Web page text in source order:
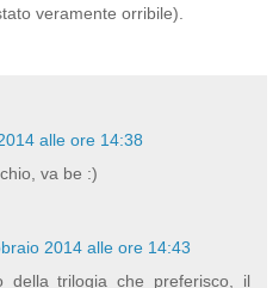
veramente orribile).
alle ore 14:38
va be :)
2014 alle ore 14:43
trilogia che preferisco, il